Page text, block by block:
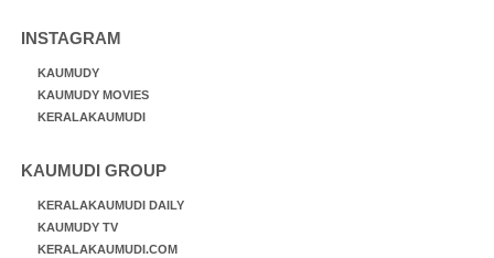
INSTAGRAM
KAUMUDY
KAUMUDY MOVIES
KERALAKAUMUDI
KAUMUDI GROUP
KERALAKAUMUDI DAILY
KAUMUDY TV
KERALAKAUMUDI.COM